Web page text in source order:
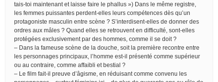
tais-toi maintenant et laisse faire le phallus ») Dans le même registre,
les femmes puissantes perdent-elles leurs compétences dès qu’un
protagoniste masculin entre scène ? S’interdisent-elles de donner des
ordres aux mâles ? Quand elles se retrouvent en difficulté, sont-elles
protégées exclusivement par des hommes, comme il se doit ?
– Dans la fameuse scène de la douche, soit la première recontre entre
les personnages principaux, l’homme est-il présenté comme supérieur
ou au contraire, comme affaibli et bestial ?
– Le film fait-il preuve d’âgisme, en réduisant comme convenu les